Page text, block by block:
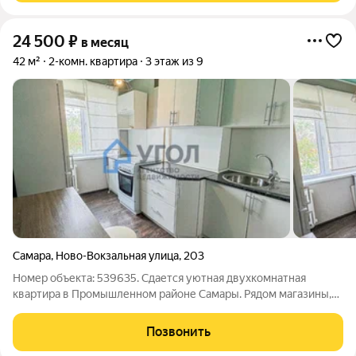
24 500 ₽ в месяц
42 м² 2-комн. квартира 3 этаж из 9
Самара, Ново-Вокзальная улица, 203
Номер объекта: 539635. Сдается уютная двухкомнатная
квартира в Промышленном районе Самары. Рядом магазины,
Квартира полностью оборудована мебелью и всем
необходимым для комфортного
Позвонить